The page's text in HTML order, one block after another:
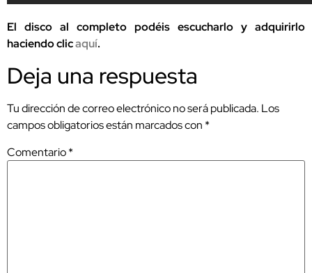
El disco al completo podéis escucharlo y adquirirlo
haciendo clicaquí.
Deja una respuesta
Tu dirección de correo electrónico no será publicada. Los
campos obligatorios están marcados con *
Comentario*